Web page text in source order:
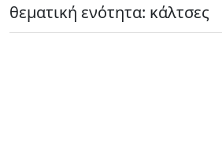
θεματική ενότητα: κάλτσες